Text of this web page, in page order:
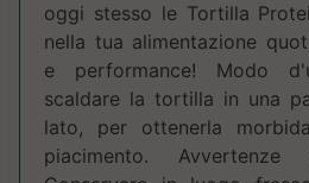
oggi stesso le Tortilla
nella tua alimentazione
e performance! Modo
scaldare la tortilla in una
lato, per ottenerla
piacimento. Avvertenze